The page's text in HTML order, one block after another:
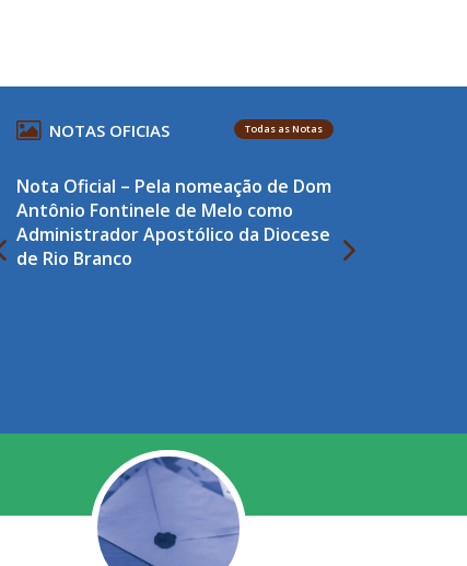
NOTAS OFICIAS Todas as Notas
Nota Oficial – Pela nomeação de Dom
Antônio Fontinele de Melo como
Administrador Apostólico da Diocese
de Rio Branco